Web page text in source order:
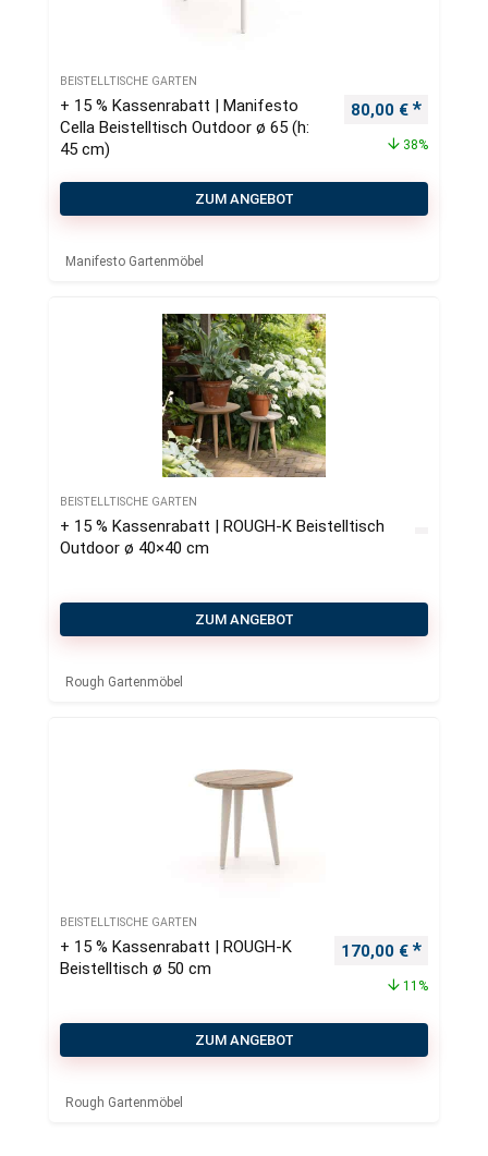
BEISTELLTISCHE GARTEN
+ 15 % Kassenrabatt | Manifesto
Cella Beistelltisch Outdoor ø 65 (h:
45 cm)
Ursprünglicher
80,00 €
38%
ZUM ANGEBOT
Manifesto Gartenmöbel
BEISTELLTISCHE GARTEN
+ 15 % Kassenrabatt | ROUGH-K Beistelltisch
Outdoor ø 40×40 cm
ZUM ANGEBOT
Rough Gartenmöbel
BEISTELLTISCHE GARTEN
+ 15 % Kassenrabatt | ROUGH-K
Beistelltisch ø 50 cm
Ursprünglicher
170,00 €
11%
ZUM ANGEBOT
Rough Gartenmöbel